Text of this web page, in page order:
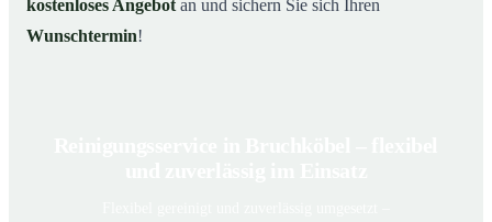
kostenloses Angebot an und sichern Sie sich Ihren
Wunschtermin!